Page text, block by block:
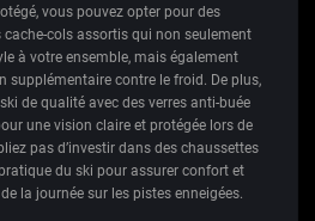
vous pouvez opter pour des
cache-cols assortis qui non seulement
à votre ensemble, mais également
supplémentaire contre le froid. De plus,
de qualité avec des verres anti-buée
une vision claire et protégée lors de
pas d’investir dans des chaussettes
du ski pour assurer confort et
la journée sur les pistes enneigées.